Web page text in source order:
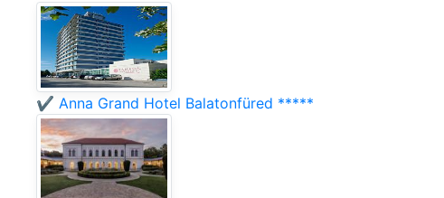
✔️ Anna Grand Hotel Balatonfüred *****